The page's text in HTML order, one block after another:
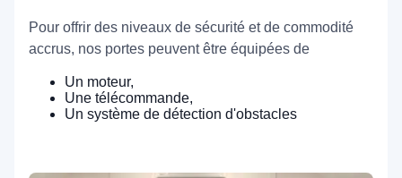
Pour offrir des niveaux de sécurité et de commodité
accrus, nos portes peuvent être équipées de
Un moteur,
Une télécommande,
Un système de détection d'obstacles